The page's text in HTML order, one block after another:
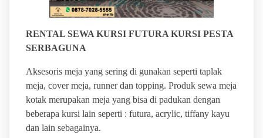
RENTAL SEWA KURSI FUTURA KURSI PESTA
SERBAGUNA
Aksesoris meja yang sering di gunakan seperti taplak
meja, cover meja, runner dan topping. Produk sewa meja
kotak merupakan meja yang bisa di padukan dengan
beberapa kursi lain seperti : futura, acrylic, tiffany kayu
dan lain sebagainya.